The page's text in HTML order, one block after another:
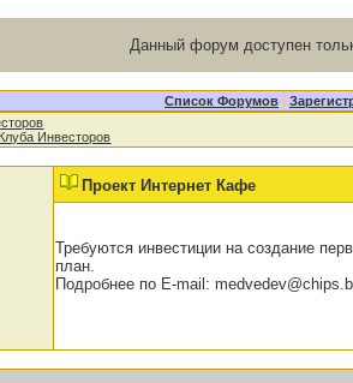
Данный форум доступен
Список Форумов |
Инвесторов
Проект Интернет Кафе
Требуются инвестиции на создание
план.
Подробнее по E-mail: